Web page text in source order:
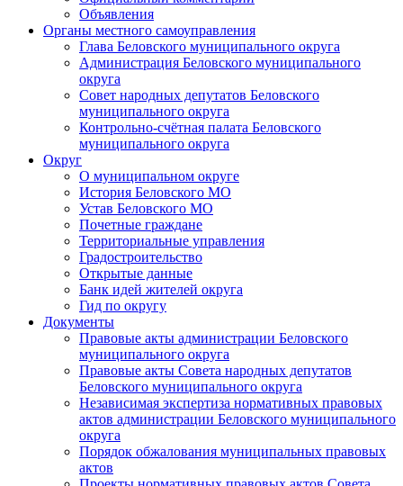
Объявления
Органы местного самоуправления
Глава Беловского муниципального округа
Администрация Беловского муниципального
округа
Совет народных депутатов Беловского
муниципального округа
Контрольно-счётная палата Беловского
муниципального округа
Округ
О муниципальном округе
История Беловского МО
Устав Беловского МО
Почетные граждане
Территориальные управления
Градостроительство
Открытые данные
Банк идей жителей округа
Гид по округу
Документы
Правовые акты администрации Беловского
муниципального округа
Правовые акты Совета народных депутатов
Беловского муниципального округа
Независимая экспертиза нормативных правовых
актов администрации Беловского муниципального
округа
Порядок обжалования муниципальных правовых
актов